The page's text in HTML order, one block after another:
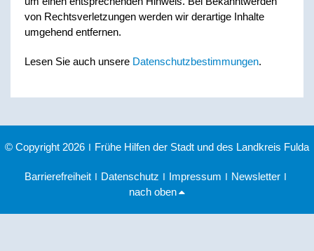
von Rechtsverletzungen werden wir derartige Inhalte
umgehend entfernen.
Lesen Sie auch unsere Datenschutzbestimmungen.
© Copyright 2026 | Frühe Hilfen der Stadt und des Landkreis Fulda
Barrierefreiheit | Datenschutz | Impressum | Newsletter |
nach oben